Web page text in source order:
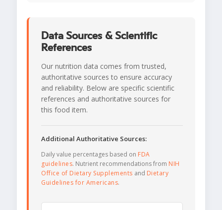
Data Sources & Scientific
References
Our nutrition data comes from trusted,
authoritative sources to ensure accuracy
and reliability. Below are specific scientific
references and authoritative sources for
this food item.
Additional Authoritative Sources:
Daily value percentages based on FDA
guidelines. Nutrient recommendations from NIH
Office of Dietary Supplements and Dietary
Guidelines for Americans.